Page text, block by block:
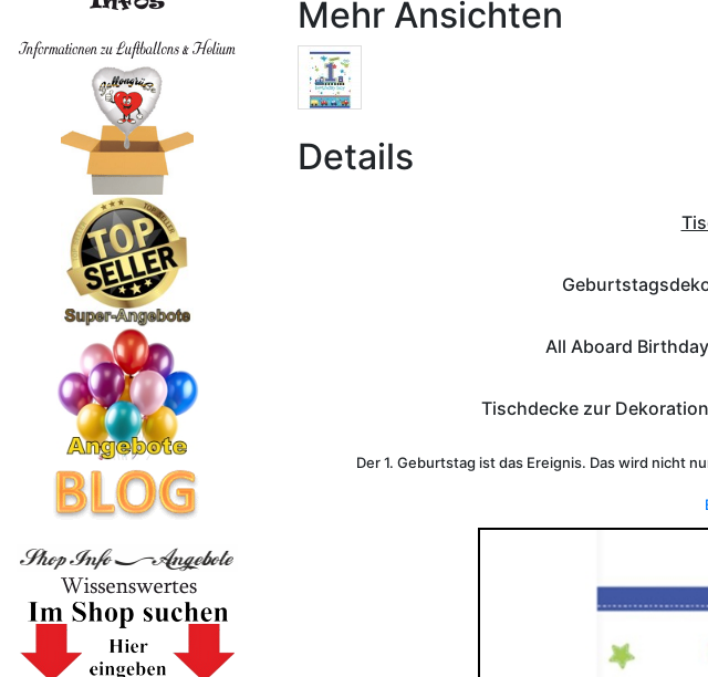
Mehr Ansichten
Details
All Aboard
Tischdecke zur
Der 1. Geburtstag ist das Ereignis. Das wird nicht